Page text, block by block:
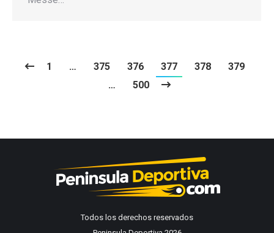
1 … 375 376 377 378
379
…
500
Todos los derechos reservados